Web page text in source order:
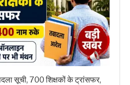
सूची, 700 शिक्षकों के ट्रांसफर,